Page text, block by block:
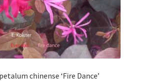
chinense ‘Fire Dance’